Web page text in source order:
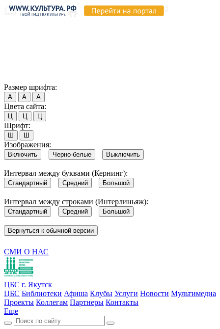
Размер шрифта:
А А А
Цвета сайта:
Ц Ц Ц
Шрифт:
Ш Ш
Изображения:
Включить Черно-белые Выключить
Интервал между буквами (Кернинг):
Стандартный Средний Большой
Интервал между строками (Интерлиньяж):
Стандартный Средний Большой
Вернуться к обычной версии
СМИ О НАС
ЦБС г. Якутск
ЦБС Библиотеки Афиша Клубы Услуги Новости Мультимедиа
Проекты Коллегам Партнеры Контакты
Еще